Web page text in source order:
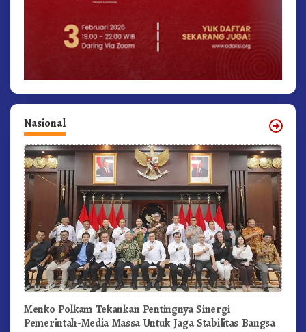
Nasional
Menko Polkam Tekankan Pentingnya Sinergi
Pemerintah-Media Massa Untuk Jaga Stabilitas Bangsa